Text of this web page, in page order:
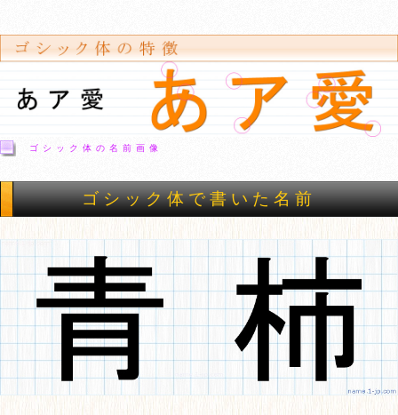
ゴシック体の名前画像
ゴシック体で書いた名前